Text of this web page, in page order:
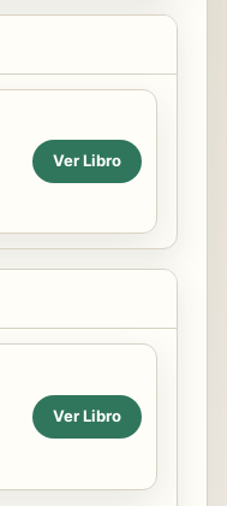
Ver Libro
Ver Libro